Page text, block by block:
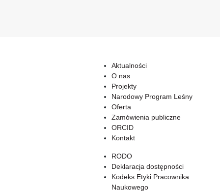
Aktualności
O nas
Projekty
Narodowy Program Leśny
Oferta
Zamówienia publiczne
ORCID
Kontakt
RODO
Deklaracja dostępności
Kodeks Etyki Pracownika
Naukowego